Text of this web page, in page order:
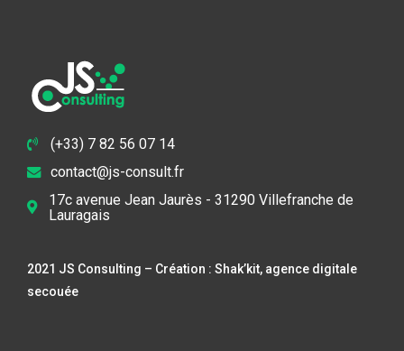
(+33) 7 82 56 07 14
contact@js-consult.fr
17c avenue Jean Jaurès - 31290 Villefranche de
Lauragais
2021 JS Consulting – Création : Shak’kit, agence digitale
secouée